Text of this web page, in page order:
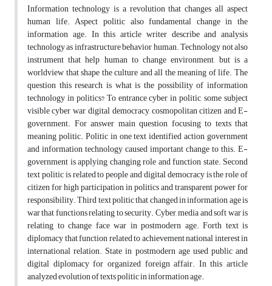
Information technology is a revolution that changes all aspect
human life. Aspect politic also fundamental change in the
information age. In this article writer describe and analysis
technology as infrastructure behavior human. Technology not also
instrument that help human to change environment, but is a
worldview that shape the culture and all the meaning of life. The
question this research is what is the possibility of information
technology in politics? To entrance cyber in politic, some subject
visible cyber war, digital democracy, cosmopolitan citizen and E-
government. For answer main question focusing to texts that
meaning politic. Politic in one text identified action government
and information technology caused important change to this. E-
government is applying changing role and function state. Second
text politic is related to people and digital democracy is the role of
citizen for high participation in politics and transparent power for
responsibility. Third text politic that changed in information age is
war that functions relating to security. Cyber, media and soft war is
relating to change face war in postmodern age. Forth text is
diplomacy that function related to achievement national interest in
international relation. State in postmodern age used public and
digital diplomacy for organized foreign affair. In this article
analyzed evolution of texts politic in information age.